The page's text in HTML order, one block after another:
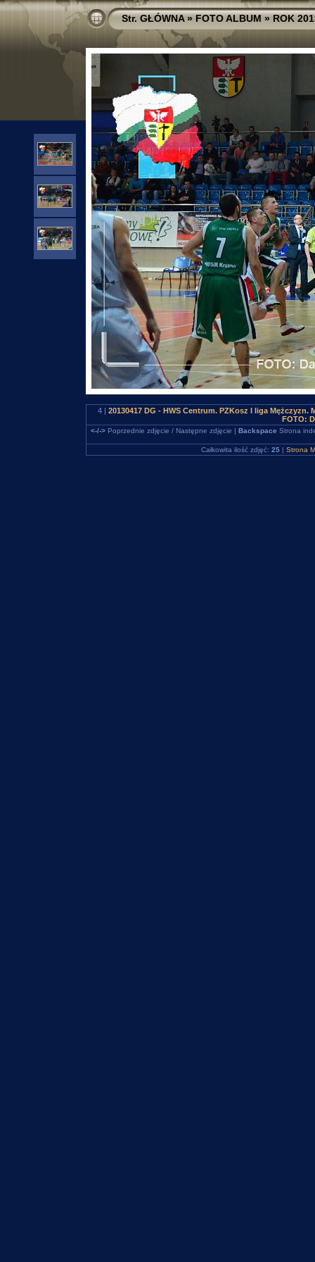
Str. GŁÓWNA»FOTO ALBUM»ROK
4 | 20130417 DG - HWS Centrum. PZKosz I liga Mężczyzn.
FOTO:
<-/->Poprzednie zdjęcie / Następne zdjęcie | Backspace Strona
Całkowita ilość zdjęć: 25 | Strona